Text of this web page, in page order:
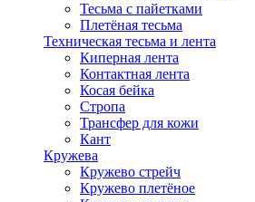
Тесьма с пайетками
Плетёная тесьма
Техническая тесьма и лента
Киперная лента
Контактная лента
Косая бейка
Стропа
Трансфер для кожи
Кант
Кружева
Кружево стрейч
Кружево плетёное